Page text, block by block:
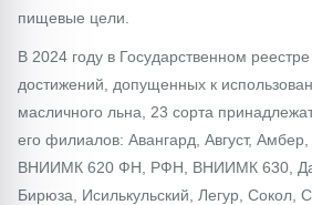
пищевые цели.
В 2024 году в Государственном
достижений, допущенных к
масличного льна, 23 сорта
его филиалов: Авангард, Август,
ВНИИМК 620 ФН, РФН, ВНИИМК 630,
Бирюза, Исилькульский, Легур, Сокол,